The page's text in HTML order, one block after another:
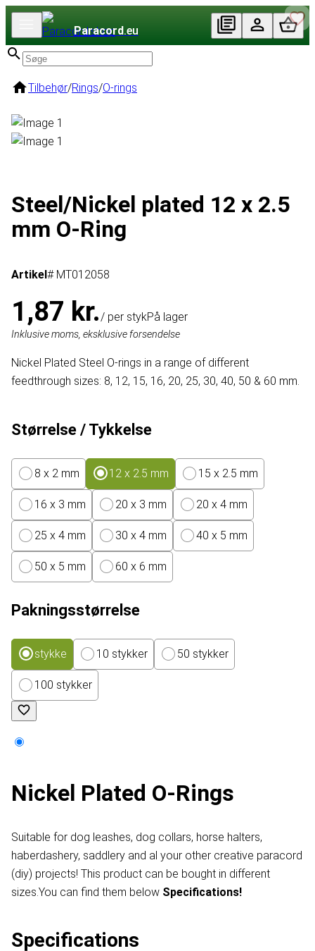
Paracord.eu
Tilbehør/Rings/O-rings
Steel/Nickel plated 12 x 2.5
mm O-Ring
Artikel# MT012058
1,87 kr./ per stykPå lager
Inklusive moms, eksklusive forsendelse
Nickel Plated Steel O-rings in a range of different
feedthrough sizes: 8, 12, 15, 16, 20, 25, 30, 40, 50 & 60 mm.
Størrelse / Tykkelse
8 x 2 mm 12 x 2.5 mm 15 x 2.5 mm
16 x 3 mm 20 x 3 mm 20 x 4 mm
25 x 4 mm 30 x 4 mm 40 x 5 mm
50 x 5 mm 60 x 6 mm
Pakningsstørrelse
stykke 10 stykker 50 stykker
100 stykker
Nickel Plated O-Rings
Suitable for dog leashes, dog collars, horse halters,
haberdashery, saddlery and al your other creative paracord
(diy) projects! This product can be bought in different
sizes.You can find them below Specifications!
Specifications